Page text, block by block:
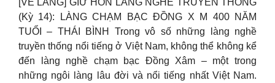
[VỀ LÀNG] GIỮ HỒN LÀNG NGHỀ TRUYỀN THỐNG
(Kỳ 14): LÀNG CHẠM BẠC ĐỒNG X M 400 NĂM
TUỔI – THÁI BÌNH Trong vô số những làng nghề
truyền thống nổi tiếng ở Việt Nam, không thể không kể
đến làng nghề chạm bạc Đồng Xâm – một trong
những ngôi làng lâu đời và nổi tiếng nhất Việt Nam.